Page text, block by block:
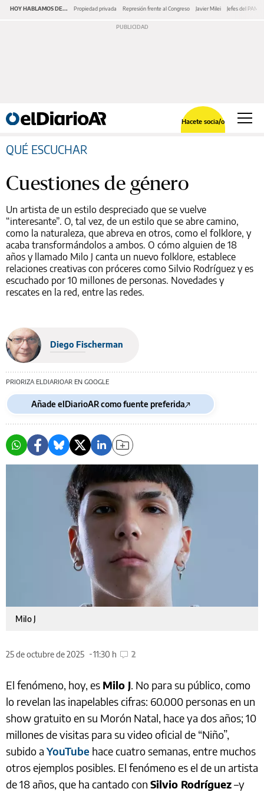
HOY HABLAMOS DE... Propiedad privada Represión frente al Congreso Javier Milei Jefes del PAMI
Hacete socia/o
QUÉ ESCUCHAR
Cuestiones de género
Un artista de un estilo despreciado que se vuelve
“interesante”. O, tal vez, de un estilo que se abre camino,
como la naturaleza, que abreva en otros, como el folklore, y
acaba transformándolos a ambos. O cómo alguien de 18
años y llamado Milo J canta un nuevo folklore, establece
relaciones creativas con próceres como Silvio Rodríguez y es
escuchado por 10 millones de personas. Novedades y
rescates en la red, entre las redes.
Diego Fischerman
PRIORIZA ELDIARIOAR EN GOOGLE
Añade elDiarioAR como fuente preferida
Milo J
25 de octubre de 2025 11:30 h 2
El fenómeno, hoy, es Milo J. No para su público, como
lo revelan las inapelables cifras: 60.000 personas en un
show gratuito en su Morón Natal, hace ya dos años; 10
millones de visitas para su video oficial de “Niño”,
subido aYouTube hace cuatro semanas, entre muchos
otros ejemplos posibles. El fenómeno es el de un artista
de 18 años, que ha cantado con Silvio Rodríguez–y